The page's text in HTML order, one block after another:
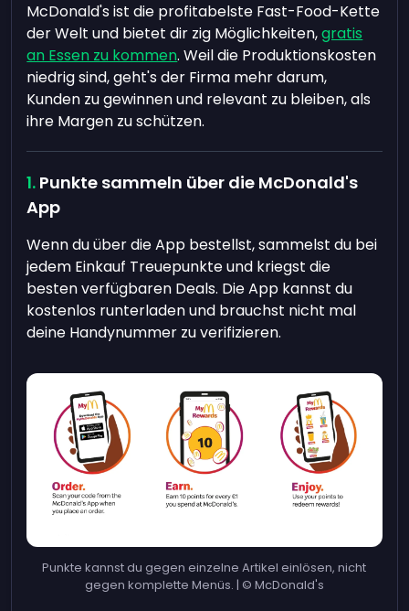
McDonald's ist die profitabelste Fast-Food-Kette
der Welt und bietet dir zig Möglichkeiten,gratis
an Essen zu kommen. Weil die Produktionskosten
niedrig sind, geht's der Firma mehr darum,
Kunden zu gewinnen und relevant zu bleiben, als
ihre Margen zu schützen.
Punkte sammeln über die McDonald's
App
Wenn du über die App bestellst, sammelst du bei
jedem Einkauf Treuepunkte und kriegst die
besten verfügbaren Deals. Die App kannst du
kostenlos runterladen und brauchst nicht mal
deine Handynummer zu verifizieren.
Punkte kannst du gegen einzelne Artikel einlösen, nicht
gegen komplette Menüs. | © McDonald's